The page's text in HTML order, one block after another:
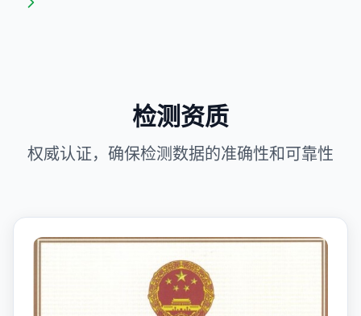
检测资质
权威认证，确保检测数据的准确性和可靠性